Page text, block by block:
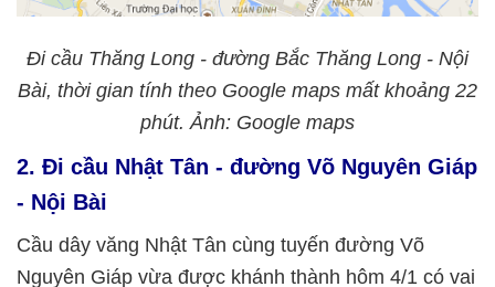
Đi cầu Thăng Long - đường Bắc Thăng Long - Nội
Bài, thời gian tính theo Google maps mất khoảng 22
phút. Ảnh: Google maps
2. Đi cầu Nhật Tân - đường Võ Nguyên Giáp
- Nội Bài
Cầu dây văng Nhật Tân cùng tuyến đường Võ
Nguyên Giáp vừa được khánh thành hôm 4/1 có vai